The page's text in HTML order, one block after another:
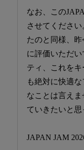
なお、この
させてくださ
たのと同様、
に評価いただ
ティ、これを
も絶対に快適
なことは言え
ていきたいと
JAPAN JAM